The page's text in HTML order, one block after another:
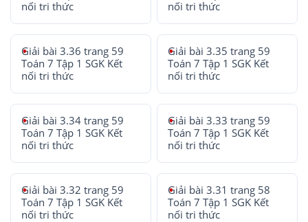
nối tri thức
nối tri thức
Giải bài 3.36 trang 59
Toán 7 Tập 1 SGK Kết
nối tri thức
Giải bài 3.35 trang 59
Toán 7 Tập 1 SGK Kết
nối tri thức
Giải bài 3.34 trang 59
Toán 7 Tập 1 SGK Kết
nối tri thức
Giải bài 3.33 trang 59
Toán 7 Tập 1 SGK Kết
nối tri thức
Giải bài 3.32 trang 59
Toán 7 Tập 1 SGK Kết
nối tri thức
Giải bài 3.31 trang 58
Toán 7 Tập 1 SGK Kết
nối tri thức